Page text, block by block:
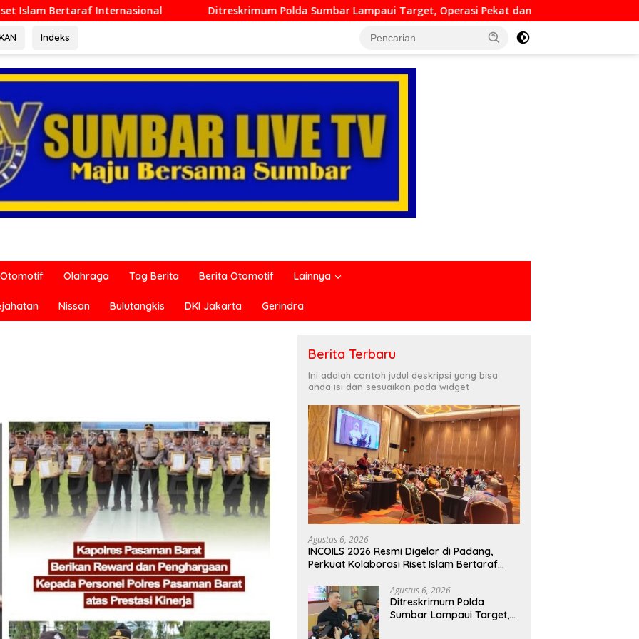
Ditreskrimum Polda Sumbar Lampaui Target, Operasi Pekat dan Sikat Singgalang 2026 Catat Hasil Maksimal
Indeks
Otomotif Olahraga Tag Berita Berita Otomotif Lainnya
Nissan Bulutangkis DKI Jakarta Gerindra
Berita Terbaru
Ini adalah contoh judul deskripsi yang bisa
anda isi dan sesuaikan pada widget
Agustus 6, 2026
INCOILS 2026 Resmi Digelar di Padang,
Perkuat Kolaborasi Riset Islam Bertaraf
Agustus 6, 2026
Ditreskrimum Polda
Sumbar Lampaui Target,